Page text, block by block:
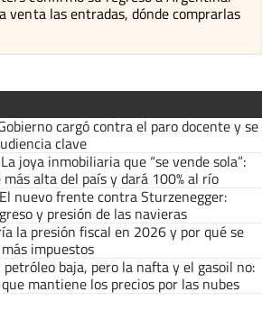
venta las entradas, dónde comprarlas
cargó contra el paro docente y se
clave
La joya inmobiliaria que “se vende sola”:
alta del país y dará 100% al río
El nuevo frente contra Sturzenegger:
y presión de las navieras
la presión fiscal en 2026 y por qué se
impuestos
petróleo baja, pero la nafta y el gasoil no:
mantiene los precios por las nubes